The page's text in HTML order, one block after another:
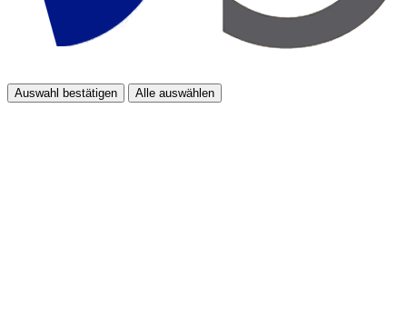
Auswahl bestätigen Alle auswählen